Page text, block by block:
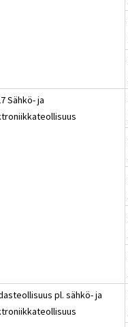
Sähkö- ja
pl. sähkö- ja